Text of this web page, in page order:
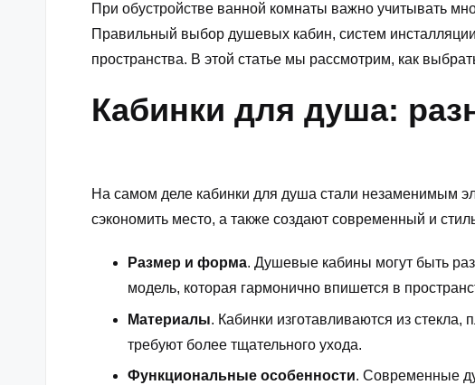
При обустройстве ванной комнаты важно учитывать
Правильный выбор душевых кабин, систем
пространства. В этой статье мы рассмотрим, как
Кабинки для душа:
На самом деле кабинки для душа стали незаменимым
сэкономить место, а также создают современный и
Размер и форма. Душевые кабины могут быть
модель, которая гармонично впишется в
Материалы. Кабинки изготавливаются из
требуют более тщательного ухода.
Функциональные особенности. Современные